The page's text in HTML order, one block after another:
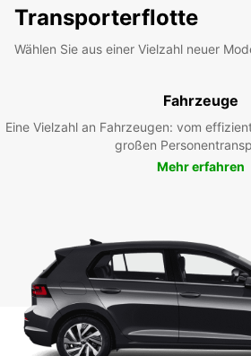
Transporterflotte
Wählen Sie aus einer Vielzahl neuer
Fahrzeuge
Eine Vielzahl an Fahrzeugen: vom
großen
Mehr erfahren